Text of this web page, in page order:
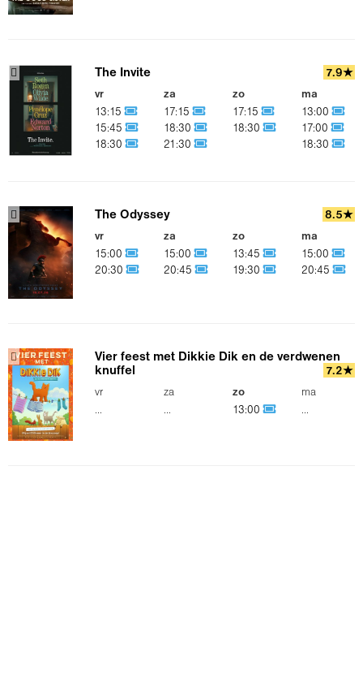
The Invite 7.9★
vr
13:15
15:45
18:30
za
17:15
18:30
21:30
zo
17:15
18:30
ma
13:00
17:00
18:30
The Odyssey 8.5★
vr
15:00
20:30
za
15:00
20:45
zo
13:45
19:30
ma
15:00
20:45
Vier feest met Dikkie Dik en de verdwenen
knuffel
7.2★
vr
...
za
...
zo
13:00
ma
...